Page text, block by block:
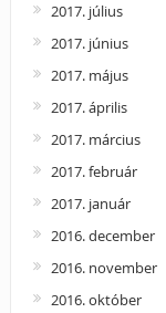
2017. július
2017. június
2017. május
2017. április
2017. március
2017. február
2017. január
2016. december
2016. november
2016. október